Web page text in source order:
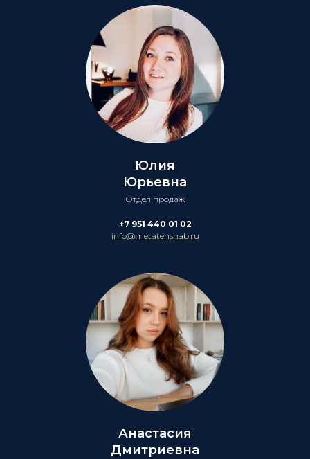
Юлия
Юрьевна
Отдел продаж
+7 951 440 01 02
info@metatehsnab.ru
Анастасия
Дмитриевна